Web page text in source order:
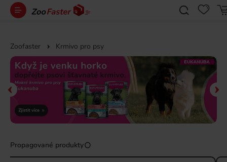
Zoofaster Krmivo pro psy
Propagované produkty